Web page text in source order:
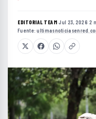
EDITORIAL TEAM·Jul 23, 2026·2
Fuente: